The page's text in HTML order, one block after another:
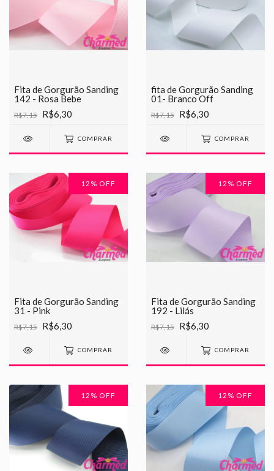
Fita de Gorgurão Sanding
142 - Rosa Bebe
R$7,15 R$6,30
COMPRAR
fita de Gorgurão Sanding
01- Branco Off
R$7,15 R$6,30
COMPRAR
12 % OFF
Fita de Gorgurão Sanding
31 - Pink
R$7,15 R$6,30
COMPRAR
12 % OFF
Fita de Gorgurão Sanding
192 - Lilás
R$7,15 R$6,30
COMPRAR
12 % OFF 12 % OFF